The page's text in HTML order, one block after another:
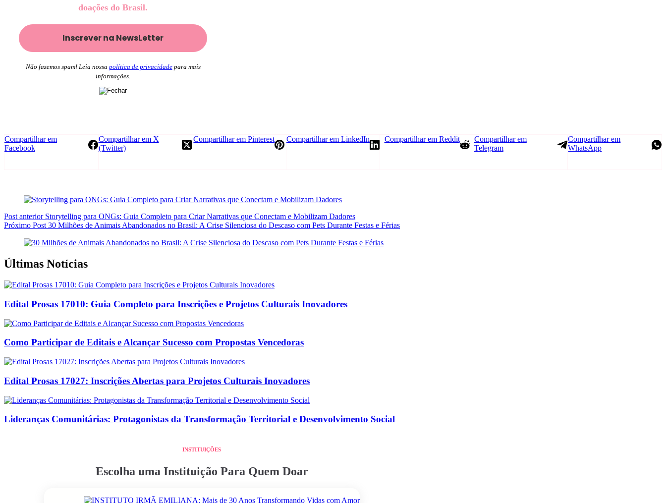
doações do Brasil.
Não fazemos spam! Leia nossa política de privacidadepara mais
informações.
Compartilhar em
Facebook
Compartilhar em X
(Twitter)
Compartilhar em Pinterest Compartilhar em LinkedIn Compartilhar em Reddit
Compartilhar em
Telegram
Compartilhar em
WhatsApp
Postanterior Storytelling para ONGs: Guia Completo para Criar Narrativas que Conectam e Mobilizam Dadores
Próximo Post 30 Milhões de Animais Abandonados no Brasil: A Crise Silenciosa do Descaso com Pets Durante Festas e Férias
Últimas Notícias
Edital Prosas 17010: Guia Completo para Inscrições e Projetos Culturais Inovadores
Como Participar de Editais e Alcançar Sucesso com Propostas Vencedoras
Edital Prosas 17027: Inscrições Abertas para Projetos Culturais Inovadores
Lideranças Comunitárias: Protagonistas da Transformação Territorial e Desenvolvimento Social
INSTITUIÇÕES
Escolha uma Instituição Para Quem Doar